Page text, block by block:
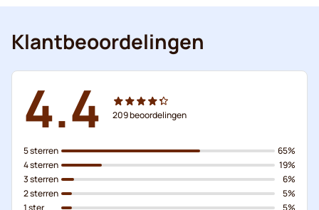
Klantbeoordelingen
4.4 209beoordelingen
5 sterren
4 sterren
3 sterren
2 sterren
1 ster
65%
19%
6%
5%
5%